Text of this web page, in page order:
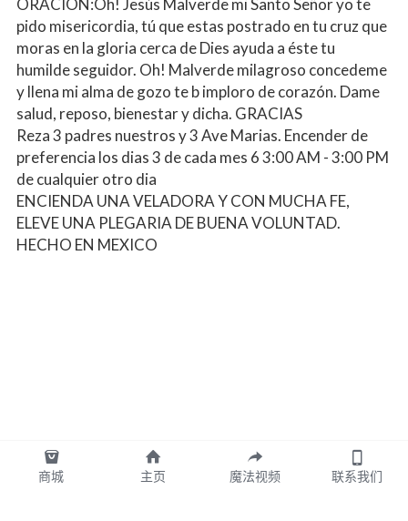
ORACION:Oh! Jesús Malverde mi Santo Señor yo te
pido misericordia, tú que estas postrado en tu cruz que
moras en la gloria cerca de Dies ayuda a éste tu
humilde seguidor. Oh! Malverde milagroso concedeme
y llena mi alma de gozo te b imploro de corazón. Dame
salud, reposo, bienestar y dicha. GRACIAS
Reza 3 padres nuestros y 3 Ave Marias. Encender de
preferencia los dias 3 de cada mes 6 3:00 AM - 3:00 PM
de cualquier otro dia
ENCIENDA UNA VELADORA Y CON MUCHA FE,
ELEVE UNA PLEGARIA DE BUENA VOLUNTAD.
HECHO EN MEXICO
商城 主页 魔法视频 联系我们